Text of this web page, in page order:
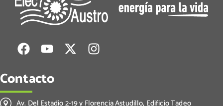
Contacto
Av. Del Estadio 2-19 y Florencia Astudillo, Edificio Tadeo